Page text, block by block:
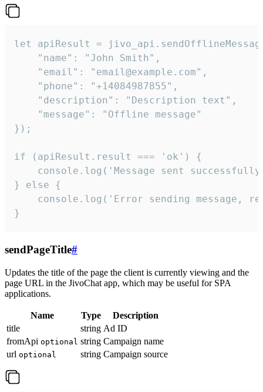
let apiResult =
    "name": "John Smith",
    "email": "email@example.com",
    "phone": "+14084987855",
    "description": "Description text",
    "message": "Offline message"
});
if (apiResult.result === 'ok') {
console.log('Message sent
} else {
console.log('Error sending message,
}
sendPageTitle#
Updates the title of the page the client is currently viewing and the
page URL in the JivoChat app, which may be useful for SPA
applications.
Name Type
Description
title
string Ad ID
fromApi optional string Campaign name
url optional string Campaign source